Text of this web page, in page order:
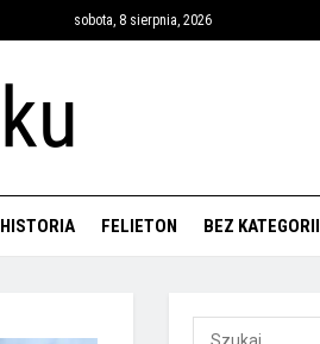
sobota, 8 sierpnia, 2026
HISTORIA FELIETON BEZ KATEGORII